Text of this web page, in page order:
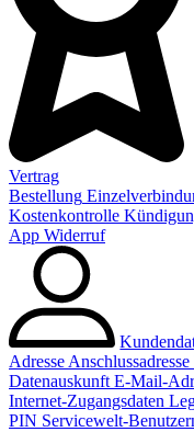
Vertrag
Bestellung
Kostenkontrolle
App Widerruf
Adresse Anschlussadresse
Datenauskunft E-Mail-
Internet-Zugangsdaten
PIN Servicewelt-